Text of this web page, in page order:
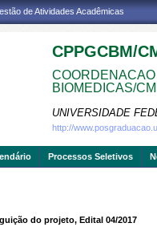
de Atividades Acadêmicas
CPPGCBM/
BIOMEDICAS/
UNIVERSIDADE
http://
Processos Seletivos
do projeto, Edital 04/2017